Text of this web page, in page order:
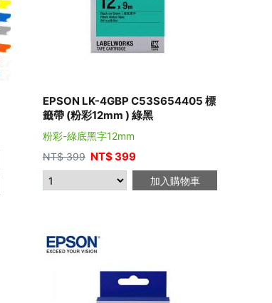
EPSON LK-4GBP C53S654405 標
籤帶 (粉彩12mm ) 綠黑
粉彩-綠底黑字12mm
NT$399 NT$399
加入購物車